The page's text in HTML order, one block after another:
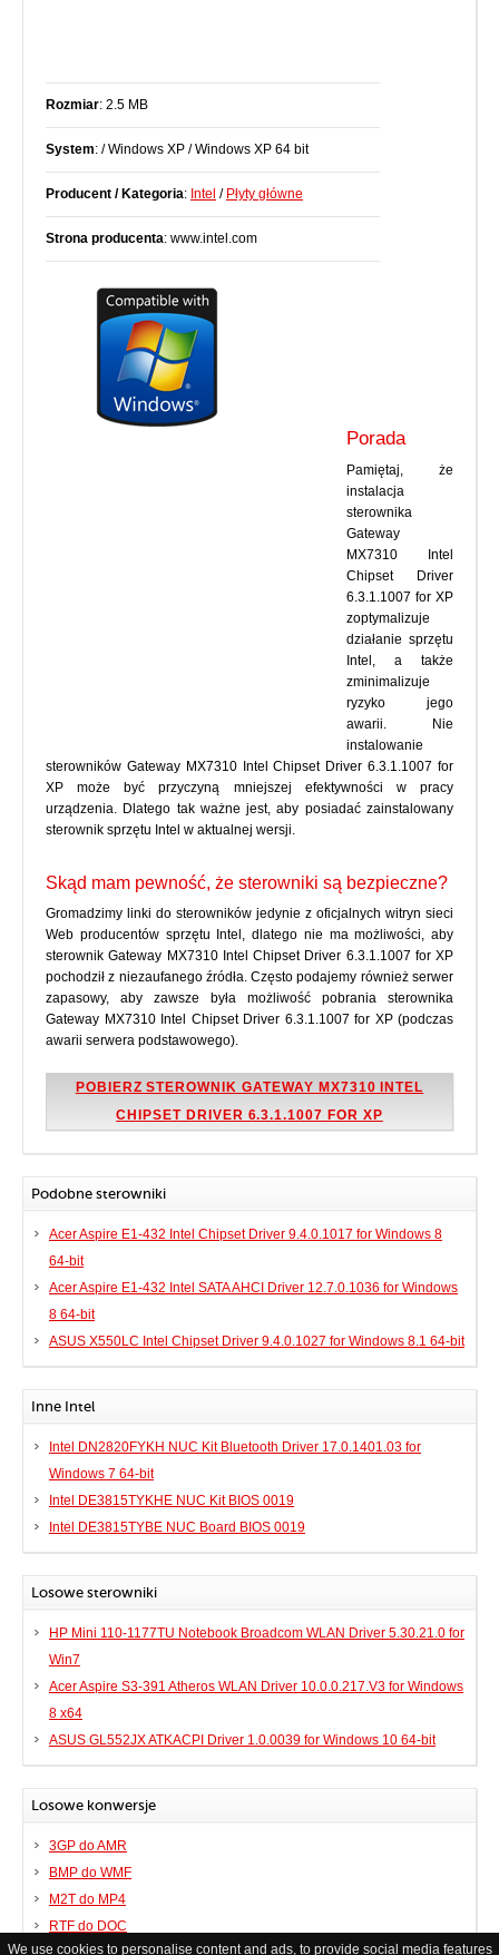
We use cookies to personalise content and ads, to provide social media features
Rozmiar: 2.5 MB
System: / Windows XP / Windows XP 64 bit
Producent / Kategoria: Intel / Płyty główne
Strona producenta: www.intel.com
Porada
Pamiętaj, że
instalacja
sterownika
Gateway
MX7310 Intel
Chipset Driver
6.3.1.1007 for XP
zoptymalizuje
działanie sprzętu
Intel, a także
zminimalizuje
ryzyko jego
awarii. Nie
instalowanie
sterowników Gateway MX7310 Intel Chipset Driver 6.3.1.1007 for
XP może być przyczyną mniejszej efektywności w pracy
urządzenia. Dlatego tak ważne jest, aby posiadać zainstalowany
sterownik sprzętu Intel w aktualnej wersji.
Skąd mam pewność, że sterowniki są bezpieczne?
Gromadzimy linki do sterowników jedynie z oficjalnych witryn sieci
Web producentów sprzętu Intel, dlatego nie ma możliwości, aby
sterownik Gateway MX7310 Intel Chipset Driver 6.3.1.1007 for XP
pochodził z niezaufanego źródła. Często podajemy również serwer
zapasowy, aby zawsze była możliwość pobrania sterownika
Gateway MX7310 Intel Chipset Driver 6.3.1.1007 for XP (podczas
awarii serwera podstawowego).
POBIERZ STEROWNIK GATEWAY MX7310 INTEL
CHIPSET DRIVER 6.3.1.1007 FOR XP
Podobne sterowniki
Acer Aspire E1-432 Intel Chipset Driver 9.4.0.1017 for Windows 8
64-bit
Acer Aspire E1-432 Intel SATA AHCI Driver 12.7.0.1036 for Windows
8 64-bit
ASUS X550LC Intel Chipset Driver 9.4.0.1027 for Windows 8.1 64-bit
Inne Intel
Intel DN2820FYKH NUC Kit Bluetooth Driver 17.0.1401.03 for
Windows 7 64-bit
Intel DE3815TYKHE NUC Kit BIOS 0019
Intel DE3815TYBE NUC Board BIOS 0019
Losowe sterowniki
HP Mini 110-1177TU Notebook Broadcom WLAN Driver 5.30.21.0 for
Win7
Acer Aspire S3-391 Atheros WLAN Driver 10.0.0.217.V3 for Windows
8 x64
ASUS GL552JX ATKACPI Driver 1.0.0039 for Windows 10 64-bit
Losowe konwersje
3GP do AMR
BMP do WMF
M2T do MP4
RTF do DOC